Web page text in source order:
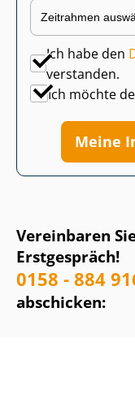
Vereinbaren
Erstgespräch!
0158 - 884
abschicken:
Ich habe den
verstanden.
Ich möchte
Meine